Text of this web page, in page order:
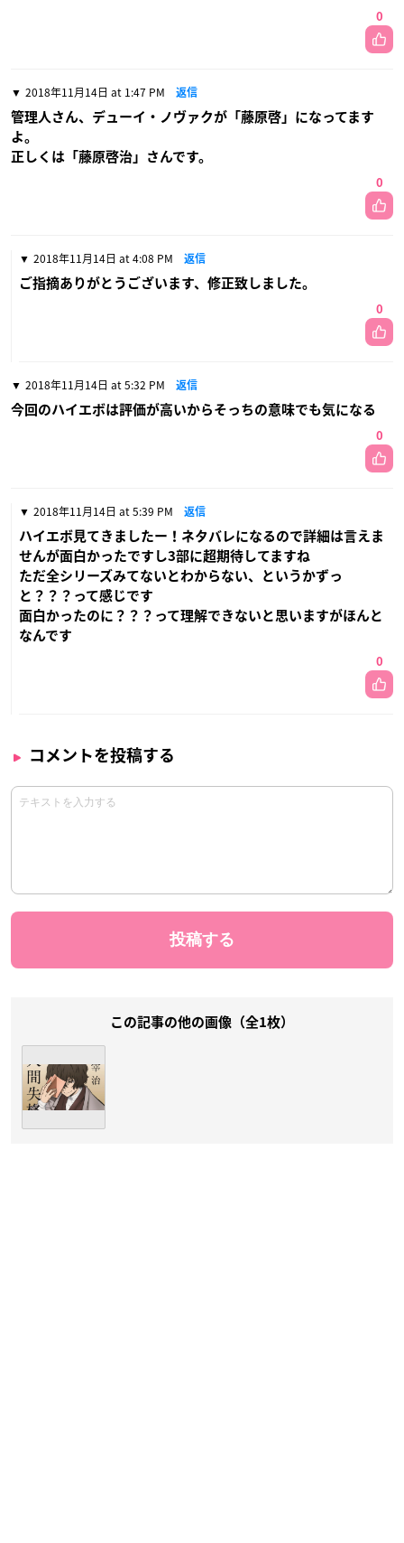
0
2018年11月14日 at 1:47 PM 返信
管理人さん、デューイ・ノヴァクが「藤原啓」になってます
よ。
正しくは「藤原啓治」さんです。
0
2018年11月14日 at 4:08 PM 返信
ご指摘ありがとうございます、修正致しました。
0
2018年11月14日 at 5:32 PM 返信
今回のハイエボは評価が高いからそっちの意味でも気になる
0
2018年11月14日 at 5:39 PM 返信
ハイエボ見てきましたー！ネタバレになるので詳細は言えま
せんが面白かったですし3部に超期待してますね
ただ全シリーズみてないとわからない、というかずっ
と？？？って感じです
面白かったのに？？？って理解できないと思いますがほんと
なんです
0
コメントを投稿する
この記事の他の画像（全1枚）